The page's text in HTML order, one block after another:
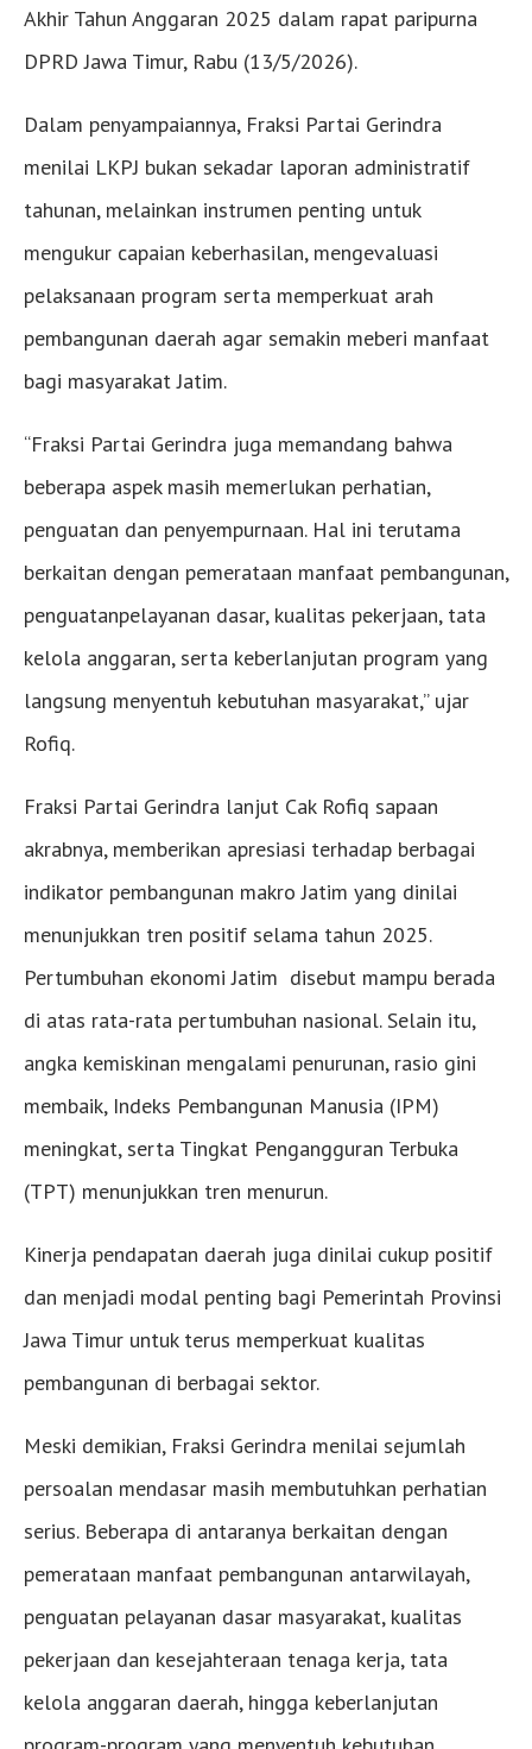
Akhir Tahun Anggaran 2025 dalam rapat paripurna
DPRD Jawa Timur, Rabu (13/5/2026).
Dalam penyampaiannya, Fraksi Partai Gerindra
menilai LKPJ bukan sekadar laporan administratif
tahunan, melainkan instrumen penting untuk
mengukur capaian keberhasilan, mengevaluasi
pelaksanaan program serta memperkuat arah
pembangunan daerah agar semakin meberi manfaat
bagi masyarakat Jatim.
“Fraksi Partai Gerindra juga memandang bahwa
beberapa aspek masih memerlukan perhatian,
penguatan dan penyempurnaan. Hal ini terutama
berkaitan dengan pemerataan manfaat pembangunan,
penguatanpelayanan dasar, kualitas pekerjaan, tata
kelola anggaran, serta keberlanjutan program yang
langsung menyentuh kebutuhan masyarakat,” ujar
Rofiq.
Fraksi Partai Gerindra lanjut Cak Rofiq sapaan
akrabnya, memberikan apresiasi terhadap berbagai
indikator pembangunan makro Jatim yang dinilai
menunjukkan tren positif selama tahun 2025.
Pertumbuhan ekonomi Jatim disebut mampu berada
di atas rata-rata pertumbuhan nasional. Selain itu,
angka kemiskinan mengalami penurunan, rasio gini
membaik, Indeks Pembangunan Manusia (IPM)
meningkat, serta Tingkat Pengangguran Terbuka
(TPT) menunjukkan tren menurun.
Kinerja pendapatan daerah juga dinilai cukup positif
dan menjadi modal penting bagi Pemerintah Provinsi
Jawa Timur untuk terus memperkuat kualitas
pembangunan di berbagai sektor.
Meski demikian, Fraksi Gerindra menilai sejumlah
persoalan mendasar masih membutuhkan perhatian
serius. Beberapa di antaranya berkaitan dengan
pemerataan manfaat pembangunan antarwilayah,
penguatan pelayanan dasar masyarakat, kualitas
pekerjaan dan kesejahteraan tenaga kerja, tata
kelola anggaran daerah, hingga keberlanjutan